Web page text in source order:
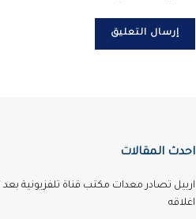
احدث المقالات
اربيل تصادر معدات مكتب قناة تلفزيونية
اغلاقه